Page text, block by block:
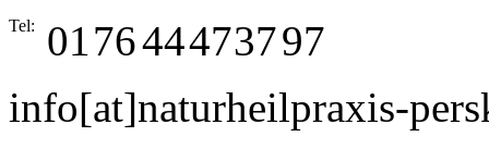
Tel: 017644473797
info[at]naturheilpraxis-